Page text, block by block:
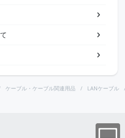
ケーブル・ケーブル関連用品 LANケーブル